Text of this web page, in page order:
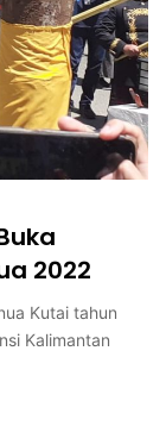
2022
Kutai tahun
Kalimantan